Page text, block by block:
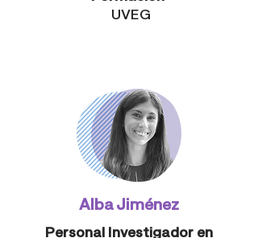
UVEG
Alba Jiménez
Personal Investigador en